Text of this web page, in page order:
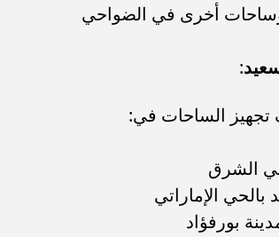
أخرى في الضواحي
:
تجهيز الساحات في:
الشرق
الإماراتي
بورفؤاد